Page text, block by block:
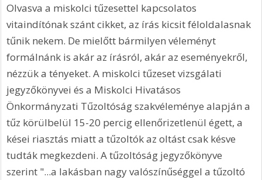
Olvasva a miskolci tűzesettel kapcsolatos
vitaindítónak szánt cikket, az írás kicsit féloldalasnak
tűnik nekem. De mielőtt bármilyen véleményt
formálnánk is akár az írásról, akár az eseményekről,
nézzük a tényeket. A miskolci tűzeset vizsgálati
jegyzőkönyvei és a Miskolci Hivatásos
Önkormányzati Tűzoltóság szakvéleménye alapján a
tűz körülbelül 15-20 percig ellenőrizetlenül égett, a
kései riasztás miatt a tűzoltók az oltást csak késve
tudták megkezdeni. A tűzoltóság jegyzőkönyve
szerint "...a lakásban nagy valószínűséggel a tűzoltó